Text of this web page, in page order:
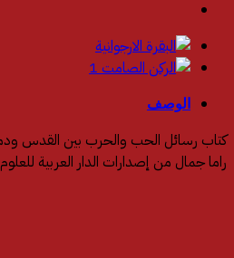
الوصف
راما جمال من إصدارات الدار العربية للعلوم